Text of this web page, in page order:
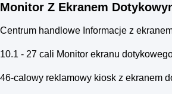
Monitor Z Ekranem
Centrum handlowe Informacje z
10.1 - 27 cali Monitor ekranu
46-calowy reklamowy kiosk z ekranem